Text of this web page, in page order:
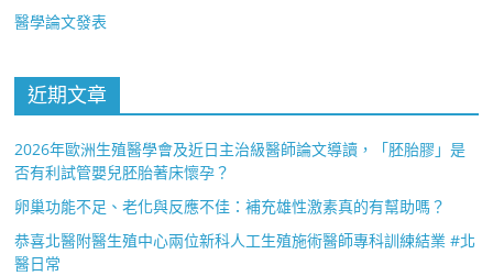
醫學論文發表
近期文章
2026年歐洲生殖醫學會及近日主治級醫師論文導讀，「胚胎膠」是
否有利試管嬰兒胚胎著床懷孕？
卵巢功能不足、老化與反應不佳：補充雄性激素真的有幫助嗎？
恭喜北醫附醫生殖中心兩位新科人工生殖施術醫師專科訓練結業 #北
醫日常